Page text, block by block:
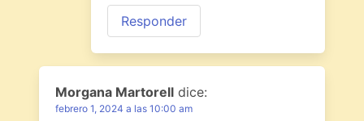
Responder
Morgana Martorell dice:
febrero 1, 2024 a las 10:00 am